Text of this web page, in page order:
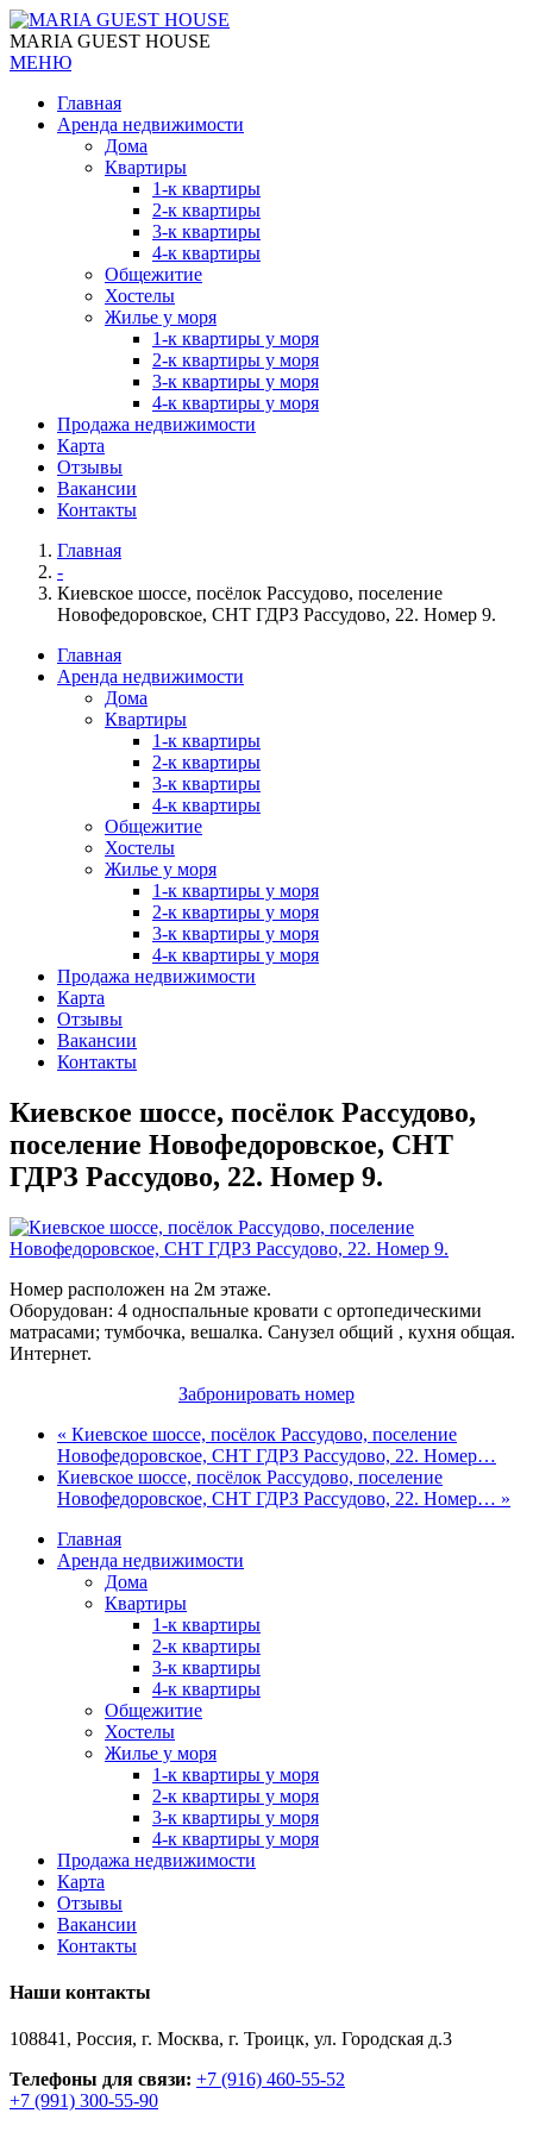
MARIA GUEST HOUSE
МЕНЮ
Главная
Аренда недвижимости
Дома
Квартиры
1-к квартиры
2-к квартиры
3-к квартиры
4-к квартиры
Общежитие
Хостелы
Жилье у моря
1-к квартиры у моря
2-к квартиры у моря
3-к квартиры у моря
4-к квартиры у моря
Продажа недвижимости
Карта
Отзывы
Вакансии
Контакты
Главная
-
Киевское шоссе, посёлок Рассудово, поселение
Новофедоровское, СНТ ГДРЗ Рассудово, 22. Номер 9.
Главная
Аренда недвижимости
Дома
Квартиры
1-к квартиры
2-к квартиры
3-к квартиры
4-к квартиры
Общежитие
Хостелы
Жилье у моря
1-к квартиры у моря
2-к квартиры у моря
3-к квартиры у моря
4-к квартиры у моря
Продажа недвижимости
Карта
Отзывы
Вакансии
Контакты
Киевское шоссе, посёлок Рассудово,
поселение Новофедоровское, СНТ
ГДРЗ Рассудово, 22. Номер 9.
Номер расположен на 2м этаже.
Оборудован: 4 односпальные кровати с ортопедическими
матрасами; тумбочка, вешалка. Санузел общий , кухня общая.
Интернет.
Забронировать номер
« Киевское шоссе, посёлок Рассудово, поселение
Новофедоровское, СНТ ГДРЗ Рассудово, 22. Номер…
Киевское шоссе, посёлок Рассудово, поселение
Новофедоровское, СНТ ГДРЗ Рассудово, 22. Номер… »
Главная
Аренда недвижимости
Дома
Квартиры
1-к квартиры
2-к квартиры
3-к квартиры
4-к квартиры
Общежитие
Хостелы
Жилье у моря
1-к квартиры у моря
2-к квартиры у моря
3-к квартиры у моря
4-к квартиры у моря
Продажа недвижимости
Карта
Отзывы
Вакансии
Контакты
Наши контакты
108841, Россия, г. Москва, г. Троицк, ул. Городская д.3
Телефоны для связи: +7 (916) 460-55-52
+7 (991) 300-55-90